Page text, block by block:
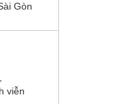
Gòn
viễn